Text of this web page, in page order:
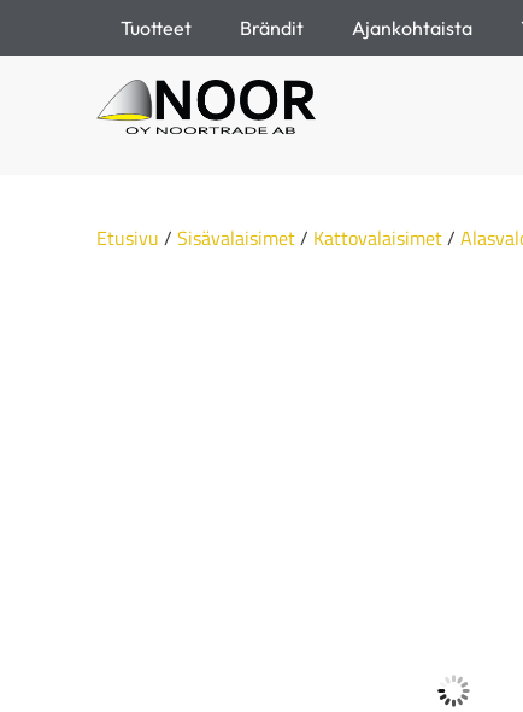
Tuotteet Brändit Ajankohtaista
Etusivu / Sisävalaisimet/ Kattovalaisimet/